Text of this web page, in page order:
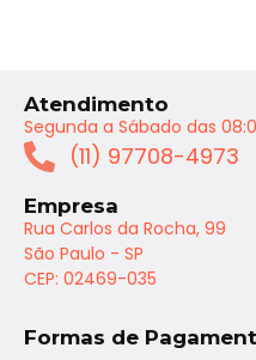
Atendimento
Segunda a Sábado das
(11) 97708-4973
Empresa
Rua Carlos da Rocha, 99
São Paulo - SP
CEP: 02469-035
Formas de